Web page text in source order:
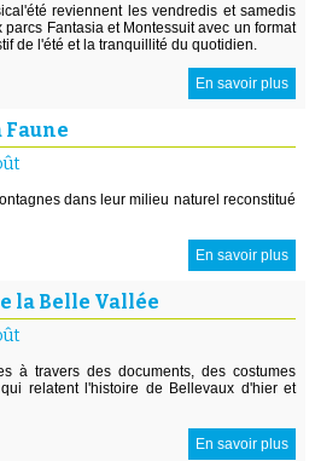
reviennent les vendredis et samedis
Fantasia et Montessuit avec un format
de l'été et la tranquillité du quotidien.
En savoir plus
Faune
dans leur milieu naturel reconstitué
En savoir plus
la Belle Vallée
à travers des documents, des costumes
relatent l'histoire de Bellevaux d'hier et
En savoir plus